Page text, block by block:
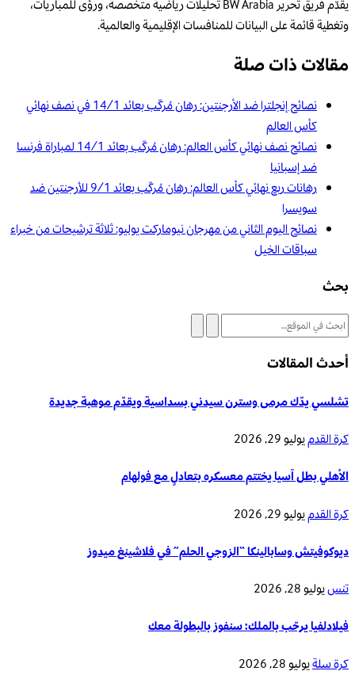
يقدّم فريق تحرير BW Arabia تحليلات رياضية متخصصة، ورؤى للمباريات،
وتغطية قائمة على البيانات للمنافسات الإقليمية والعالمية.
مقالات ذات صلة
نصائح إنجلترا ضد الأرجنتين: رهان مُركّب بعائد 14/1 في نصف نهائي
كأس العالم
نصائح نصف نهائي كأس العالم: رهان مُركّب بعائد 14/1 لمباراة فرنسا
ضد إسبانيا
رهانات ربع نهائي كأس العالم: رهان مُركّب بعائد 9/1 للأرجنتين ضد
سويسرا
نصائح اليوم الثاني من مهرجان نيوماركت يوليو: ثلاثة ترشيحات من خبراء
سباقات الخيل
بحث
أحدث المقالات
تشلسي يدّك مرمى وسترن سيدني بسداسية ويقدّم موهبة جديدة
كرة القدميوليو 29, 2026
الأهلي بطل آسيا يختتم معسكره بتعادلٍ مع فولهام
كرة القدميوليو 29, 2026
ديوكوفيتش وسابالينكا “الزوجي الحلم” في فلاشينغ ميدوز
تنسيوليو 28, 2026
فيلادلفيا يرحّب بالملك: سنفوز بالبطولة معك
كرة سلةيوليو 28, 2026